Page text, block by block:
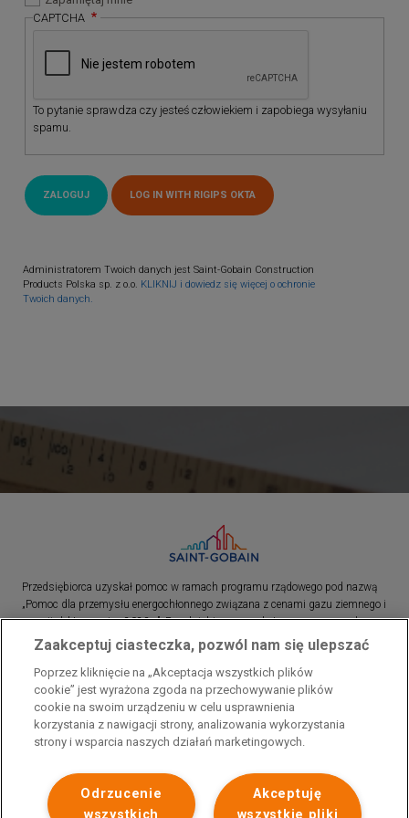
CAPTCHA
To pytanie sprawdza czy jesteś człowiekiem i zapobiega wysyłaniu
spamu.
Administratorem Twoich danych jest Saint-Gobain Construction
Products Polska sp. z o.o. KLIKNIJ i dowiedz się więcej o ochronie
Twoich danych.
Przedsiębiorca uzyskał pomoc w ramach programu rządowego pod nazwą
„Pomoc dla przemysłu energochłonnego związana z cenami gazu ziemnego i
energii elektrycznej w 2023 r.”. Przedsiębiorca uzyskał pomoc w ramach
programu rządowego pod nazwą: „Pomoc dla sektorów energochłonnych
związana z nagłymi wzrostami cen gazu ziemnego i energii elektrycznej w
2022 r.”
Zaakceptuj ciasteczka, pozwól nam się ulepszać
Poprzez kliknięcie na „Akceptacja wszystkich plików
cookie” jest wyrażona zgoda na przechowywanie plików
cookie na swoim urządzeniu w celu usprawnienia
korzystania z nawigacji strony, analizowania wykorzystania
strony i wsparcia naszych działań marketingowych.
Akceptuję
wszystkie pliki
Odrzucenie
wszystkich